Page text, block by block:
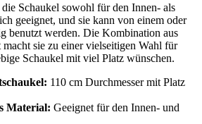
Schaukel sowohl für den Innen- als
geeignet, und sie kann von einem oder
benutzt werden. Die Kombination aus
sie zu einer vielseitigen Wahl für
Schaukel mit viel Platz wünschen.
110 cm Durchmesser mit Platz
Material: Geeignet für den Innen- und